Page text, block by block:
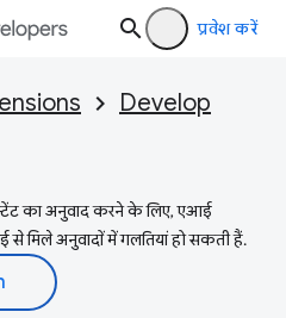
प्रवेश करें
Develop
का अनुवाद करने के लिए, एआई
मिले अनुवादों में गलतियां हो सकती हैं.